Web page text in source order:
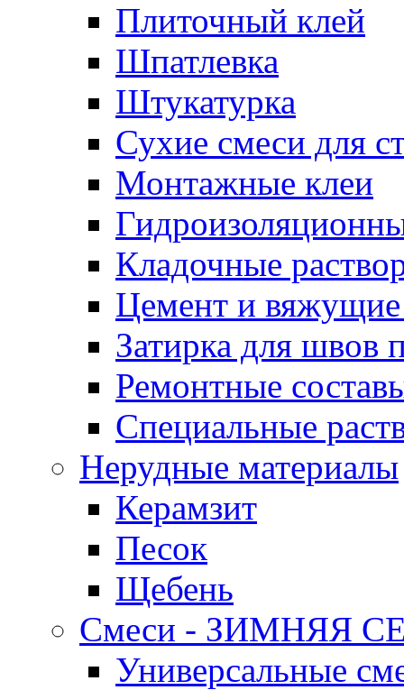
Плиточный клей
Шпатлевка
Штукатурка
Сухие смеси для
Монтажные клеи
Кладочные
Цемент и
Затирка для швов
Ремонтные
Специальные
Нерудные материалы
Керамзит
Песок
Щебень
Смеси - ЗИМНЯЯ
Универсальные